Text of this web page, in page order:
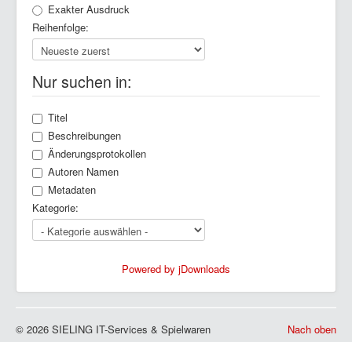
Exakter Ausdruck
Reihenfolge:
Nur suchen in:
Titel
Beschreibungen
Änderungsprotokollen
Autoren Namen
Metadaten
Kategorie:
Powered by jDownloads
Nach oben
© 2026 SIELING IT-Services & Spielwaren